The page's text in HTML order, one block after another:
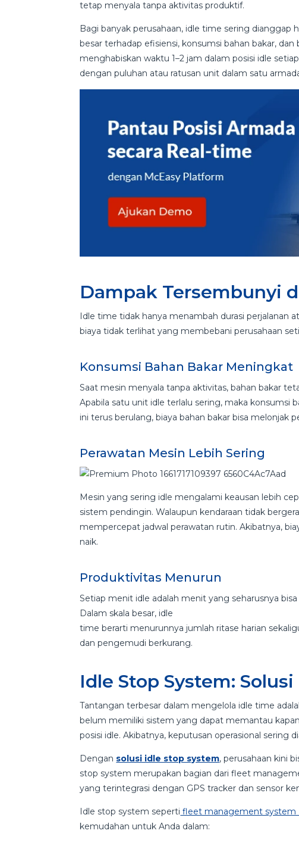
tetap menyala tanpa aktivitas produktif.
Bagi banyak perusahaan, idle time sering dianggap
besar terhadap efisiensi, konsumsi bahan bakar,
menghabiskan waktu 1–2 jam dalam posisi idle
dengan puluhan atau ratusan unit dalam satu
Dampak Tersembunyi
Idle time tidak hanya menambah durasi perjalanan
biaya tidak terlihat yang membebani perusahaan
Konsumsi Bahan Bakar Meningkat
Saat mesin menyala tanpa aktivitas, bahan bakar
Apabila satu unit idle terlalu sering, maka konsumsi
ini terus berulang, biaya bahan bakar bisa melonjak
Perawatan Mesin Lebih Sering
Mesin yang sering idle mengalami keausan lebih
sistem pendingin. Walaupun kendaraan tidak
mempercepat jadwal perawatan rutin. Akibatnya,
naik.
Produktivitas Menurun
Setiap menit idle adalah menit yang seharusnya
Dalam skala besar, idle
time berarti menurunnya jumlah ritase harian
dan pengemudi berkurang.
Idle Stop System:
Tantangan terbesar dalam mengelola idle time
belum memiliki sistem yang dapat memantau
posisi idle. Akibatnya, keputusan operasional sering
Dengan solusi idle stop system, perusahaan kini
stop system merupakan bagian dari fleet
yang terintegrasi dengan GPS tracker dan sensor
Idle stop system seperti fleet management system
kemudahan untuk Anda dalam: